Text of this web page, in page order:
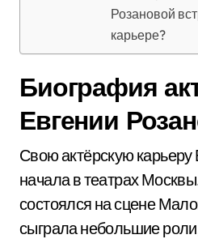
Розановой
карьере?
Биография
Евгении
Свою актёрскую карьеру
начала в театрах
состоялся на сцене
сыграла небольшие